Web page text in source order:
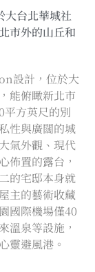
大台北華城社
市外的山丘和
設計，位於大
能俯瞰新北市
平方英尺的別
性與廣闊的城
氣外觀、現代
佈置的露台，
的宅邸本身就
主的藝術收藏
國際機場僅40
溫泉等設施，
靈避風港。